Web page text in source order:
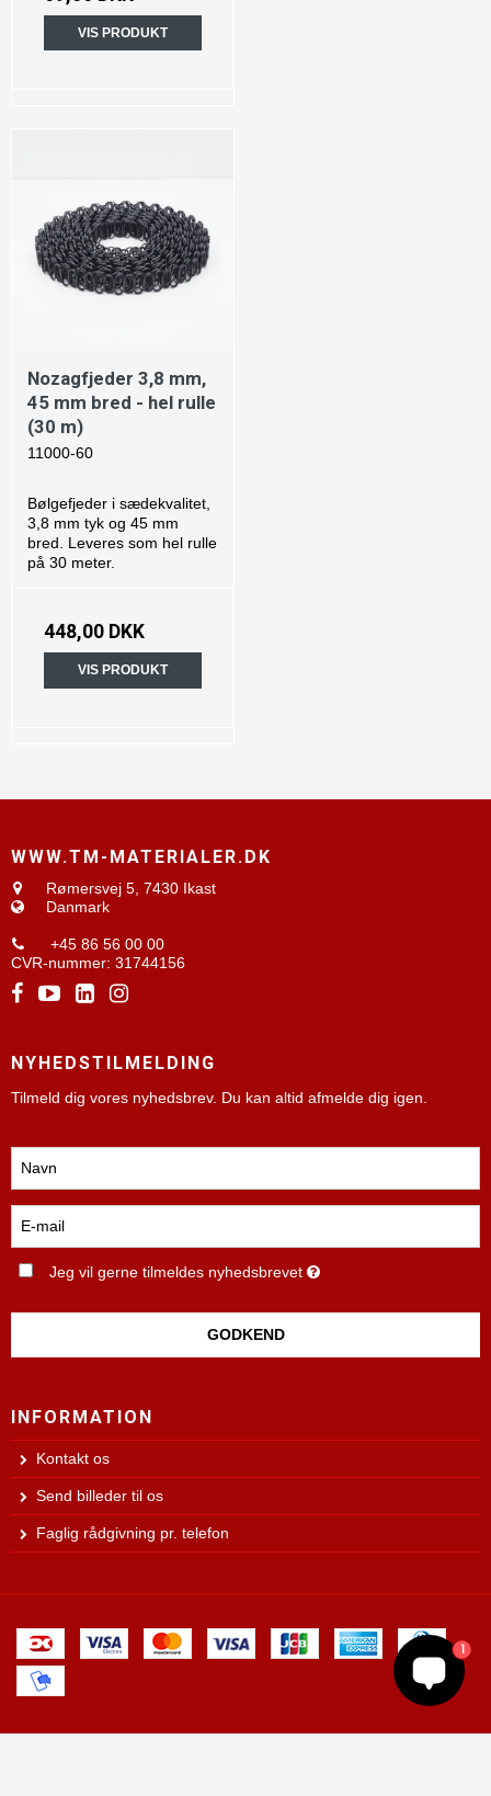
VIS PRODUKT
Nozagfjeder 3,8 mm,
45 mm bred - hel rulle
(30 m)
11000-60
Bølgefjeder i sædekvalitet,
3,8 mm tyk og 45 mm
bred. Leveres som hel rulle
på 30 meter.
448,00 DKK
VIS PRODUKT
WWW.TM-MATERIALER.DK
Rømersvej 5, 7430 Ikast
Danmark
+45 86 56 00 00
CVR-nummer: 31744156
NYHEDSTILMELDING
Tilmeld dig vores nyhedsbrev. Du kan altid afmelde dig igen.
Jeg vil gerne tilmeldes nyhedsbrevet
GODKEND
INFORMATION
Kontakt os
Send billeder til os
Faglig rådgivning pr. telefon
1